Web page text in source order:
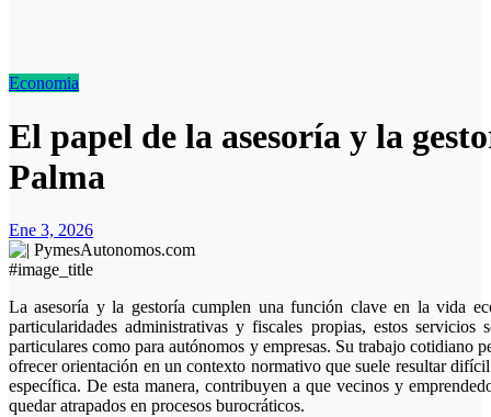
Economia
El papel de la asesoría y la
Palma
Ene 3, 2026
#image_title
La asesoría y la gestoría cumplen una función clave en la vida económica y social de La Palma. En un territorio con
particularidades administrativas y fiscales propias, estos
particulares como para autónomos y empresas. Su trabajo cotidiano
ofrecer orientación en un contexto normativo que suele resultar
específica. De esta manera, contribuyen a que vecinos y
quedar atrapados en procesos burocráticos.